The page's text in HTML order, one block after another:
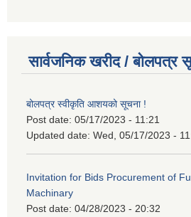
सार्वजनिक खरीद / बोलपत्र
बोलपत्र स्वीकृति आशयको सूचना !
Post date: 05/17/2023 - 11:21
Updated date: Wed, 05/17/2023 -
Invitation for Bids Procurement of
Machinary
Post date: 04/28/2023 - 20:32